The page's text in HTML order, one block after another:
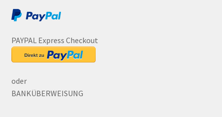
PAYPAL Express Checkout
oder
BANKÜBERWEISUNG